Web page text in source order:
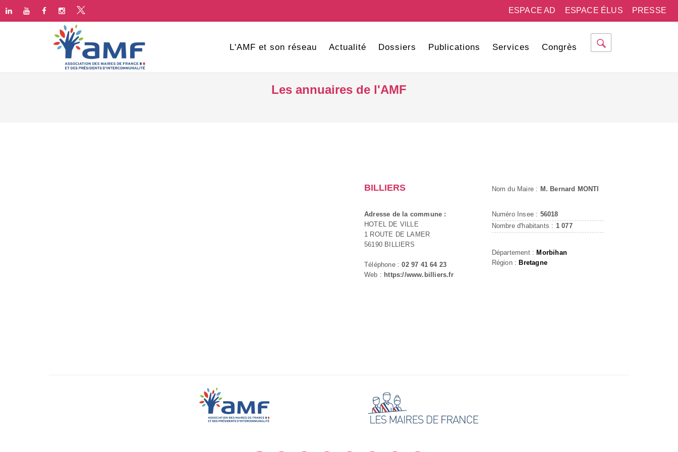
PRESSE
ESPACE ÉLUS
ESPACE AD
L'AMF et son réseau Actualité Dossiers Publications Services Congrès
Les annuaires de l'AMF
BILLIERS
Adresse de la commune :
HOTEL DE VILLE
1 ROUTE DE LAMER
56190 BILLIERS
Téléphone :02 97 41 64 23
Web : https://www.billiers.fr
Nom du Maire : M. Bernard MONTI
Numéro Insee : 56018
Nombre d'habitants : 1 077
Département : Morbihan
Région : Bretagne